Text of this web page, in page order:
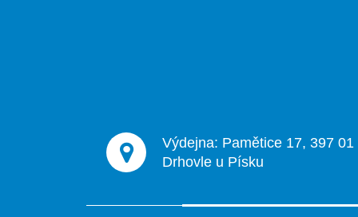
Výdejna: Pamětice 17, 397 01
Drhovle u Písku